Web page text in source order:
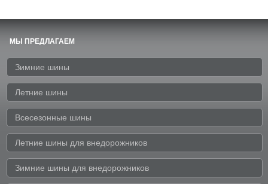
МЫ ПРЕДЛАГАЕМ
Зимние шины
Летние шины
Всесезонные шины
Летние шины для внедорожников
Зимние шины для внедорожников